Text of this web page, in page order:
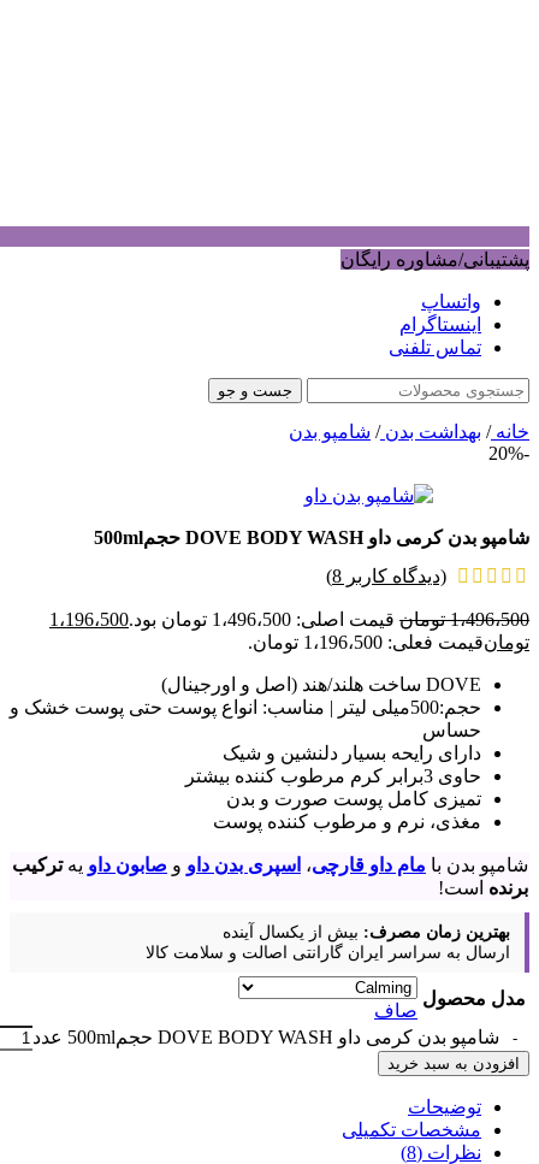
پشتیبانی/مشاوره رایگان
واتساپ
اینستاگرام
تماس تلفنی
جست و جو
خانه/ بهداشت بدن/ شامپو بدن
-20%
شامپو بدن کرمی داو DOVE BODY WASH حجم500ml
(دیدگاه کاربر 8
)
1،496،500 تومان قیمت اصلی: 1،496،500 تومان بود.
1،196،500
تومانقیمت فعلی: 1،196،500 تومان.
DOVE ساخت هلند/هند (اصل و اورجینال)
حجم:500میلی لیتر | مناسب: انواع پوست حتی پوست خشک و
حساس
دارای رایحه بسیار دلنشین و شیک
حاوی 3برابر کرم مرطوب کننده بیشتر
تمیزی کامل پوست صورت و بدن
مغذی، نرم و مرطوب کننده پوست
شامپو بدن با مام داو قارچی، اسپری بدن داو و صابون داو یهترکیب
برنده است!
بهترین زمان مصرف: بیش از یکسال آینده
ارسال به سراسر ایران گارانتی اصالت و سلامت کالا
مدل محصول
صاف
شامپو بدن کرمی داو DOVE BODY WASH حجم500ml عدد
افزودن به سبد خرید
توضیحات
مشخصات تکمیلی
نظرات (8)